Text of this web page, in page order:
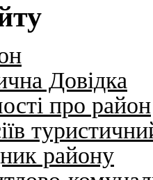
Довідка
про район
району